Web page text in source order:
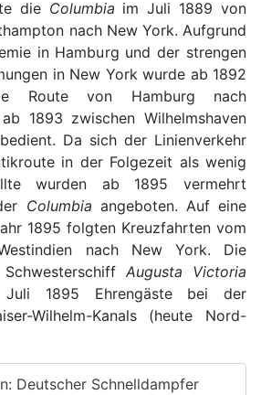
die Columbia im Juli 1889 von
nach New York. Aufgrund
in Hamburg und der strengen
in New York wurde ab 1892
Route von Hamburg nach
1893 zwischen Wilhelmshaven
Da sich der Linienverkehr
in der Folgezeit als wenig
wurden ab 1895 vermehrt
Columbia angeboten. Auf eine
1895 folgten Kreuzfahrten vom
nach New York. Die
Augusta Victoria
Juli 1895 Ehrengäste bei der
Wilhelm-Kanals (heute Nord-
Deutscher Schnelldampfer